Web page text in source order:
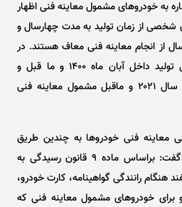
به خودرو‌های مشمول معاینه فنی اظهار
شخصی از زمان تولید به مدت چهارسال و
از انجام معاینه فنی معاف هستند. در
حال حاضر خودرو‌های شخصی تولید داخل آبان ماه ۱۴۰۰ و ما قبل و
خودرو‌های وارداتی تولید اکتبر سال ۲۰۲۱ و ماقبل مشمول معاینه فنی
معاینه فنی خودرو‌ها به چندین طریق
توسط پلیس کنترل می‌شود، گفت: براساس ماده ۹ قانون رسیدگی به
هنگام رانندگی گواهینامه، کارت خودرو،
خودرو‌های مشمول معاینه فنی که